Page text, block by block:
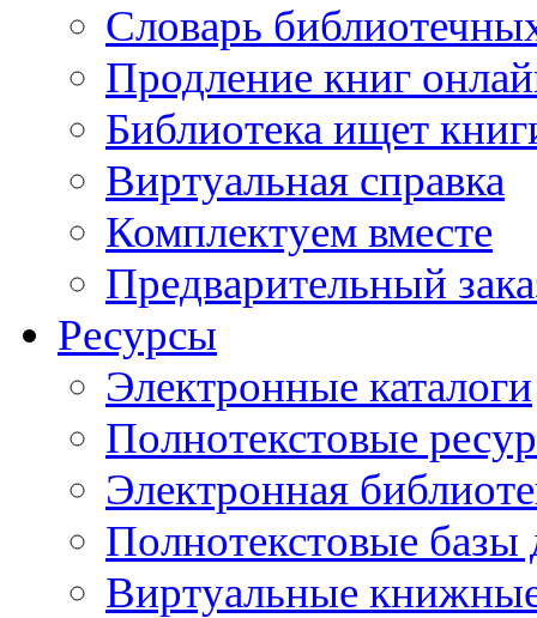
Словарь
Продление книг
Библиотека ищет
Виртуальная справка
Комплектуем вместе
Предварительный
Ресурсы
Электронные каталоги
Полнотекстовые
Электронная
Полнотекстовые
Виртуальные